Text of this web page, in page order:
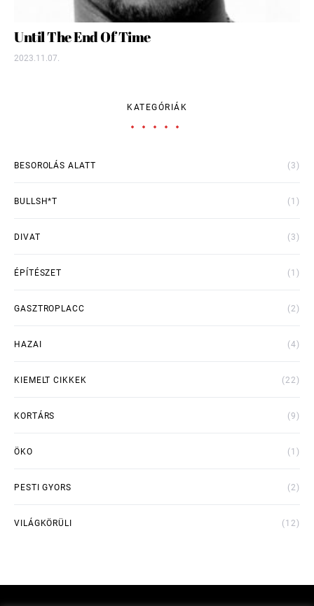
Until The End Of Time
2023.11.07.
KATEGÓRIÁK
BESOROLÁS ALATT (3)
BULLSH*T (1)
DIVAT (3)
ÉPÍTÉSZET (1)
GASZTROPLACC (2)
HAZAI (4)
KIEMELT CIKKEK (22)
KORTÁRS (9)
ÖKO (1)
PESTI GYORS (2)
VILÁGKÖRÜLI (12)